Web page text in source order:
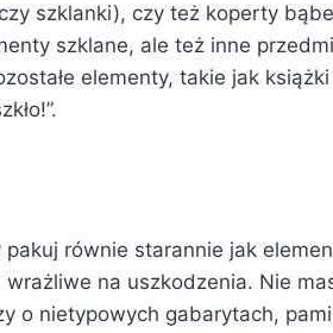
szklanki), czy też koperty
szklane, ale też inne
elementy, takie jak
równie starannie jak
na uszkodzenia. Nie
o nietypowych gabarytach,